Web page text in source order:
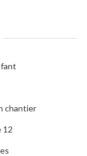
chantier
12